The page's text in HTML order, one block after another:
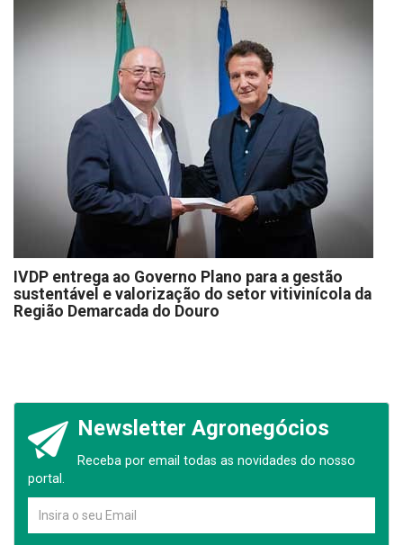
IVDP entrega ao Governo Plano para a gestão
sustentável e valorização do setor vitivinícola da
Região Demarcada do Douro
Newsletter Agronegócios
Receba por email todas as novidades do nosso
portal.